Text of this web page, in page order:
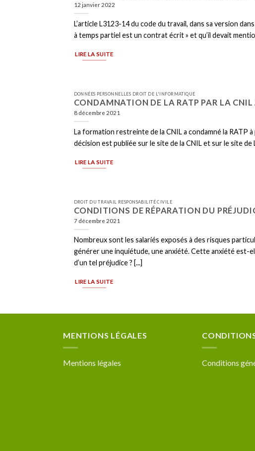
12 janvier 2022
L’article L3123-14 du code du travail, dans sa version
à temps partiel est un contrat écrit » et qu’il devait
LIRE LA SUITE
DONNÉES PERSONNELLES DROIT DE L'INFORMATIQUE
CONDAMNATION DE LA RATP PAR LA
8 décembre 2021
La formation restreinte de la CNIL a condamné la RATP
décision est publiée sur le site de la CNIL et sur le site
LIRE LA SUITE
DROIT DU TRAVAIL RESPONSABILITÉ CIVILE
CONDITIONS DE RÉPARATION DU
7 décembre 2021
Nombreux sont les salariés exposés à des risques
générer une inquiétude, une anxiété. Cette anxiété est-
d’un tel préjudice ? [...]
LIRE LA SUITE
MENTIONS LÉGALES
Mentions légales Conditions